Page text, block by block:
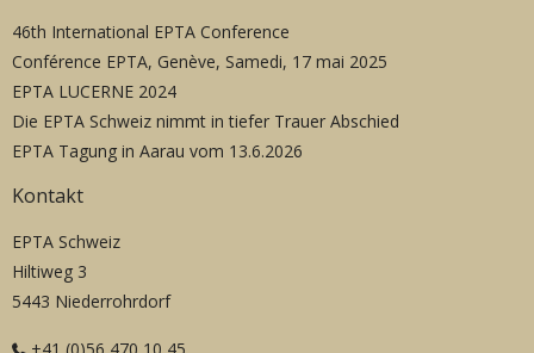
46th International EPTA Conference
Conférence EPTA, Genève, Samedi, 17 mai 2025
EPTA LUCERNE 2024
Die EPTA Schweiz nimmt in tiefer Trauer Abschied
EPTA Tagung in Aarau vom 13.6.2026
Kontakt
EPTA Schweiz
Hiltiweg 3
5443 Niederrohrdorf